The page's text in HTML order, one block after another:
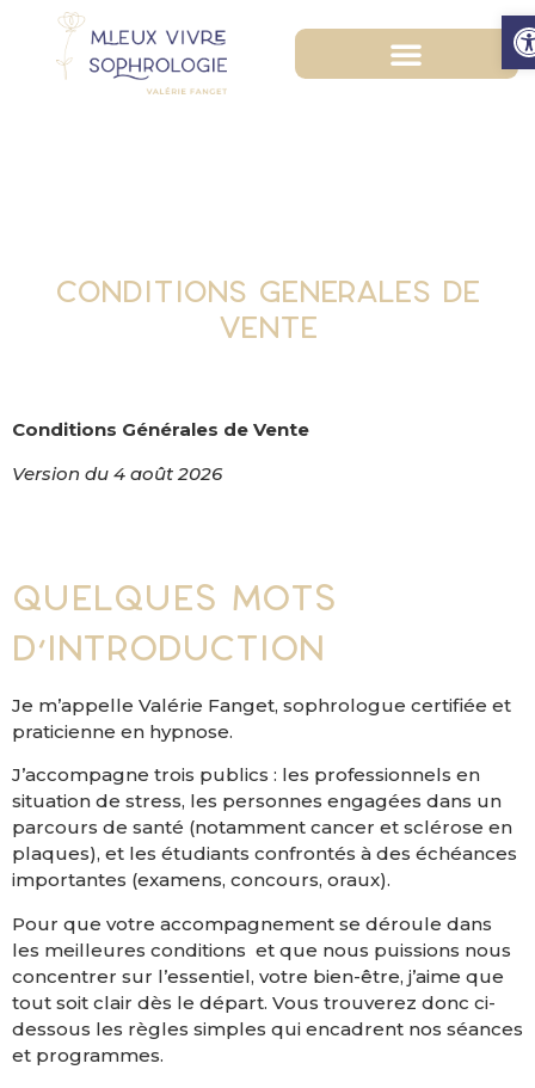
CONDITIONS GENERALES DE
VENTE
Conditions Générales de Vente
Version du 4 août 2026
Quelques mots
d’introduction
Je m’appelle Valérie Fanget, sophrologue certifiée et
praticienne en hypnose.
J’accompagne trois publics : les professionnels en
situation de stress, les personnes engagées dans un
parcours de santé (notamment cancer et sclérose en
plaques), et les étudiants confrontés à des échéances
importantes (examens, concours, oraux).
Pour que votre accompagnement se déroule dans
les meilleures conditions et que nous puissions nous
concentrer sur l’essentiel, votre bien-être, j’aime que
tout soit clair dès le départ. Vous trouverez donc ci-
dessous les règles simples qui encadrent nos séances
et programmes.